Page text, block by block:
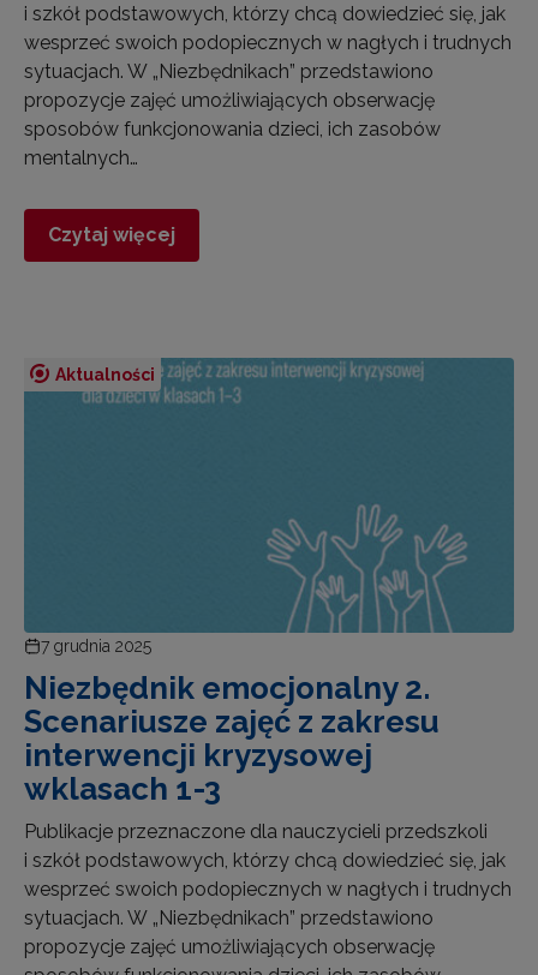
i szkół podstawowych, którzy chcą dowiedzieć się, jak
wesprzeć swoich podopiecznych w nagłych i trudnych
sytuacjach. W „Niezbędnikach” przedstawiono
propozycje zajęć umożliwiających obserwację
sposobów funkcjonowania dzieci, ich zasobów
mentalnych…
Czytaj więcej
Aktualności
7 grudnia 2025
Niezbędnik emocjonalny 2.
Scenariusze zajęć z zakresu
interwencji kryzysowej
wklasach 1-3
Publikacje przeznaczone dla nauczycieli przedszkoli
i szkół podstawowych, którzy chcą dowiedzieć się, jak
wesprzeć swoich podopiecznych w nagłych i trudnych
sytuacjach. W „Niezbędnikach” przedstawiono
propozycje zajęć umożliwiających obserwację